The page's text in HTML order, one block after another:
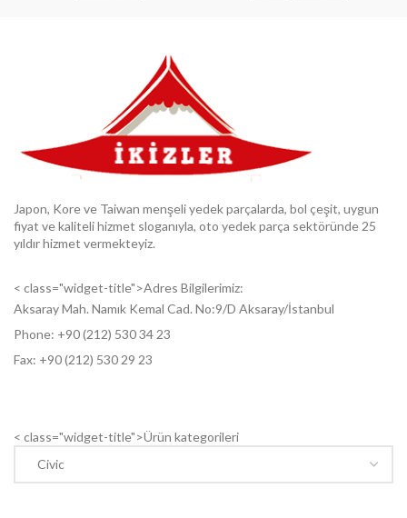
Japon, Kore ve Taiwan menşeli yedek parçalarda, bol çeşit, uygun
fiyat ve kaliteli hizmet sloganıyla, oto yedek parça sektöründe 25
yıldır hizmet vermekteyiz.
< class="widget-title">Adres Bilgilerimiz:
Aksaray Mah. Namık Kemal Cad. No:9/D Aksaray/İstanbul
Phone: +90 (212) 530 34 23
Fax: +90 (212) 530 29 23
< class="widget-title">Ürün kategorileri